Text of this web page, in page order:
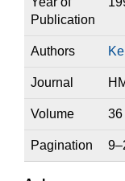
Publication
Authors
Journal
Volume 36
Pagination